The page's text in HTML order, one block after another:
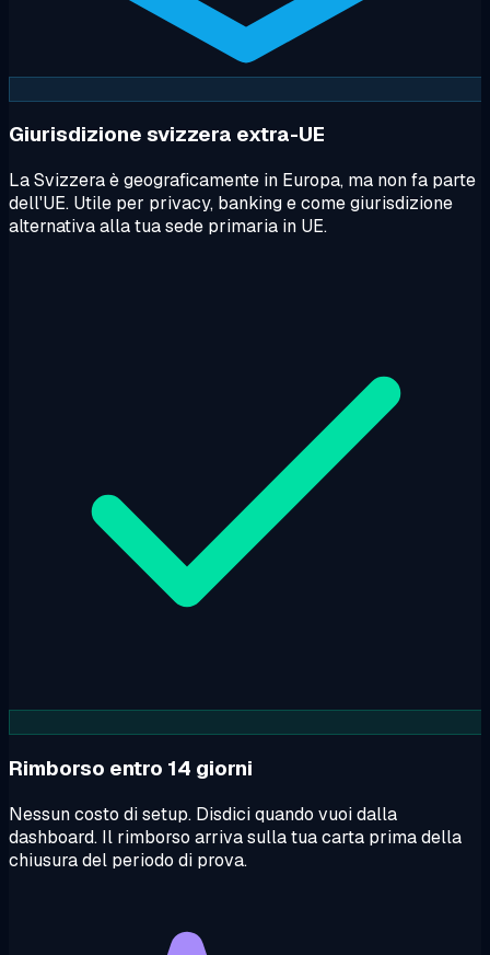
Giurisdizione svizzera extra-UE
La Svizzera è geograficamente in Europa, ma non fa parte
dell'UE. Utile per privacy, banking e come giurisdizione
alternativa alla tua sede primaria in UE.
Rimborso entro 14 giorni
Nessun costo di setup. Disdici quando vuoi dalla
dashboard. Il rimborso arriva sulla tua carta prima della
chiusura del periodo di prova.